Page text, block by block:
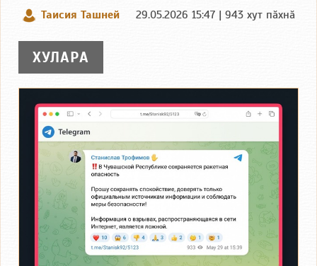
Таисия Ташней 29.05.2026 15:47 | 943 хут пӑхнӑ
ХУЛАРА